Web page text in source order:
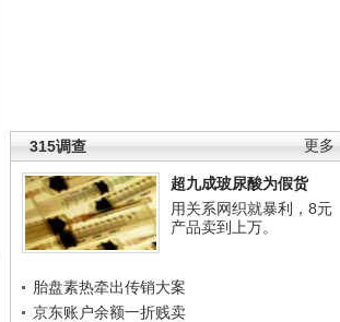
更多
315调查
超九成玻尿酸为假货
用关系网织就暴利，8元
产品卖到上万。
胎盘素热牵出传销大案
京东账户余额一折贱卖